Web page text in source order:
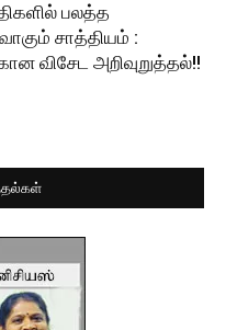
பலத்த
சாத்தியம் :
விசேட அறிவுறுத்தல்!!